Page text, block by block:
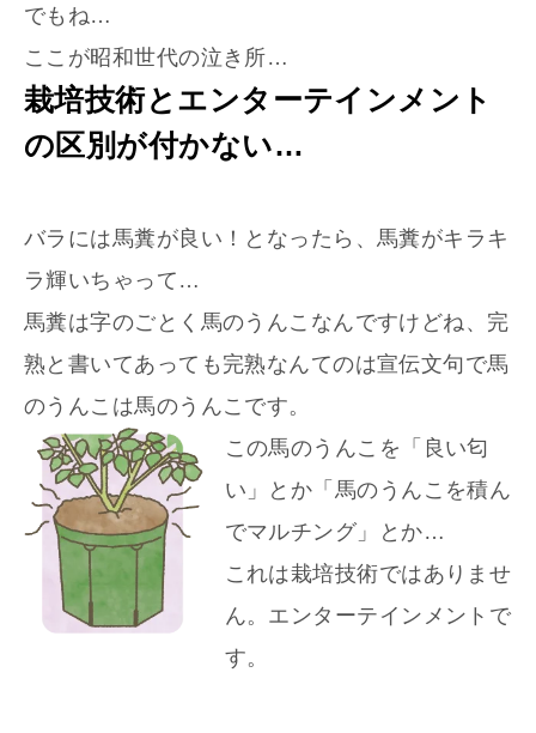
でもね…
ここが昭和世代の泣き所…
栽培技術とエンターテインメント
の区別が付かない…
バラには馬糞が良い！となったら、馬糞がキラキ
ラ輝いちゃって…
馬糞は字のごとく馬のうんこなんですけどね、完
熟と書いてあっても完熟なんてのは宣伝文句で馬
のうんこは馬のうんこです。
この馬のうんこを「良い匂
い」とか「馬のうんこを積ん
でマルチング」とか…
これは栽培技術ではありませ
ん。エンターテインメントで
す。